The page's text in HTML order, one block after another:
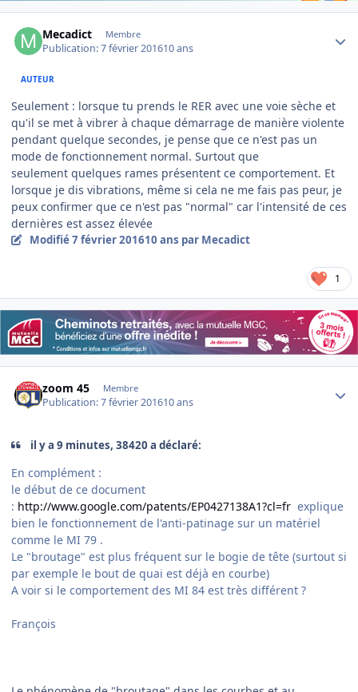
Mecadict Membre
Publication:7 février 201610 ans
AUTEUR
Seulement : lorsque tu prends le RER avec une voie sèche et
qu'il se met à vibrer à chaque démarrage de manière violente
pendant quelque secondes, je pense que ce n'est pas un
mode de fonctionnement normal. Surtout que
seulement quelques rames présentent ce comportement. Et
lorsque je dis vibrations, même si cela ne me fais pas peur, je
peux confirmer que ce n'est pas "normal" car l'intensité de ces
dernières est assez élevée
Modifié7 février 201610 ans par Mecadict
1
zoom 45 Membre
Publication:7 février 201610 ans
il y a 9 minutes, 38420 a déclaré:
En complément :
le début de ce document
: http://www.google.com/patents/EP0427138A1?cl=fr explique
bien le fonctionnement de l'anti-patinage sur un matériel
comme le MI 79 .
Le "broutage" est plus fréquent sur le bogie de tête (surtout si
par exemple le bout de quai est déjà en courbe)
A voir si le comportement des MI 84 est très différent ?
François